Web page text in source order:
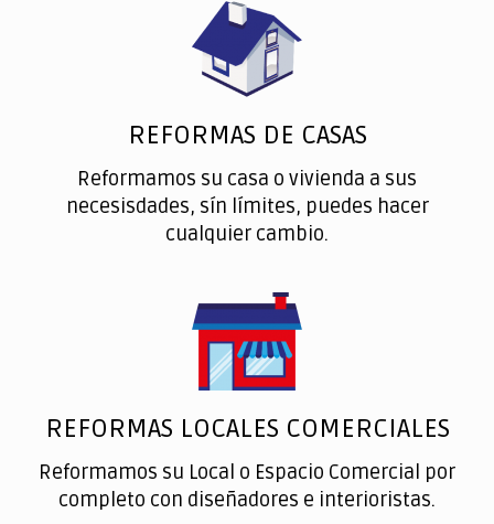
REFORMAS DE CASAS
Reformamos su casa o vivienda a sus
necesisdades, sín límites, puedes hacer
cualquier cambio.
REFORMAS LOCALES COMERCIALES
Reformamos su Local o Espacio Comercial por
completo con diseñadores e interioristas.